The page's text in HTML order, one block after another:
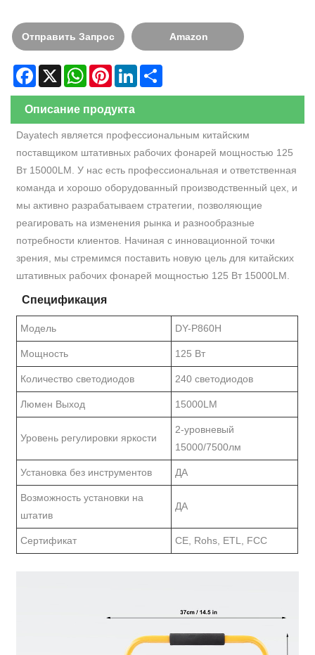
Отправить Запрос Amazon
Facebook
X WhatsApp
PinterestLinkedIn
Описание продукта
Dayatech является профессиональным китайским
поставщиком штативных рабочих фонарей мощностью 125
Вт 15000LM. У нас есть профессиональная и ответственная
команда и хорошо оборудованный производственный цех, и
мы активно разрабатываем стратегии, позволяющие
реагировать на изменения рынка и разнообразные
потребности клиентов. Начиная с инновационной точки
зрения, мы стремимся поставить новую цель для китайских
штативных рабочих фонарей мощностью 125 Вт 15000LM.
Спецификация
Модель DY-P860H
Мощность 125 Вт
Количество светодиодов 240 светодиодов
Люмен Выход 15000LM
Уровень регулировки яркости
2-уровневый
15000/7500лм
Установка без инструментов ДА
Возможность установки на
штатив
ДА
Сертификат CE, Rohs, ETL, FCC